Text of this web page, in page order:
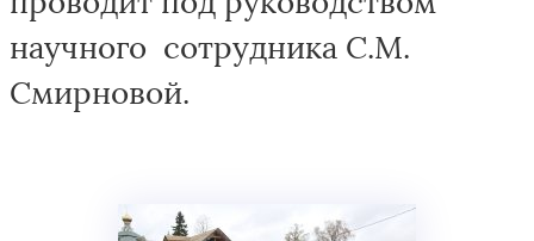
научного сотрудника С.М.
Смирновой.